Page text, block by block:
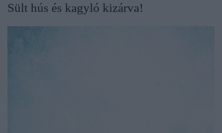
Sült hús és kagyló kizárva!